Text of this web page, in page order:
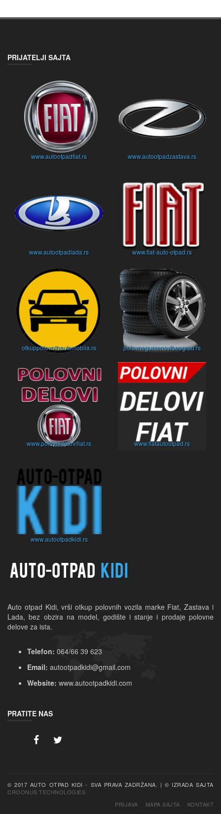
PRIJATELJI SAJTA
www.autootpadfiat.rs www.autootpadzastava.rs
www.autootpadlada.rs www.fiat-auto-otpad.rs
otkuppolovnihautomobila.rs polovnegumenovibeograd.rs
www.polovnidelovifiat.rs www.fiatautootpad.rs
www.autootpadkidi.rs
Auto otpad Kidi, vrši otkup polovnih vozila marke Fiat, Zastava i
Lada, bez obzira na model, godište i stanje i prodaje polovne
delove za ista.
Telefon: 064/66 39 623
Email: autootpadkidi@gmail.com
Website: www.autootpadkidi.com
PRATITE NAS
CROONUS TECHNOLOGIES
PRIJAVA
MAPA SAJTA KONTAKT